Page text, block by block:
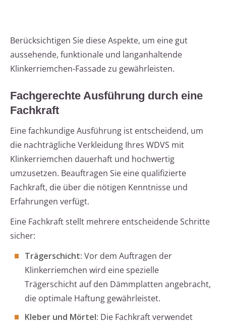
Berücksichtigen Sie diese Aspekte, um eine gut
aussehende, funktionale und langanhaltende
Klinkerriemchen-Fassade zu gewährleisten.
Fachgerechte Ausführung durch eine
Fachkraft
Eine fachkundige Ausführung ist entscheidend, um
die nachträgliche Verkleidung Ihres WDVS mit
Klinkerriemchen dauerhaft und hochwertig
umzusetzen. Beauftragen Sie eine qualifizierte
Fachkraft, die über die nötigen Kenntnisse und
Erfahrungen verfügt.
Eine Fachkraft stellt mehrere entscheidende Schritte
sicher:
Trägerschicht: Vor dem Auftragen der
Klinkerriemchen wird eine spezielle
Trägerschicht auf den Dämmplatten angebracht,
die optimale Haftung gewährleistet.
Kleber und Mörtel: Die Fachkraft verwendet